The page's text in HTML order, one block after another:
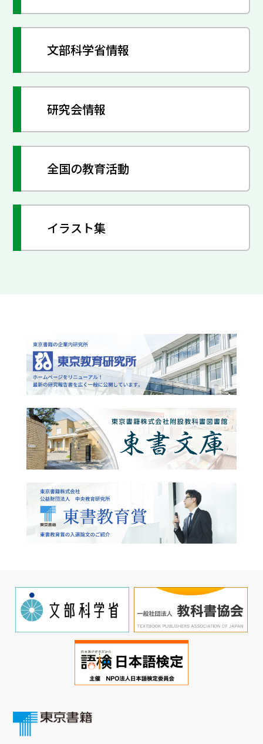
文部科学省情報
研究会情報
全国の教育活動
イラスト集